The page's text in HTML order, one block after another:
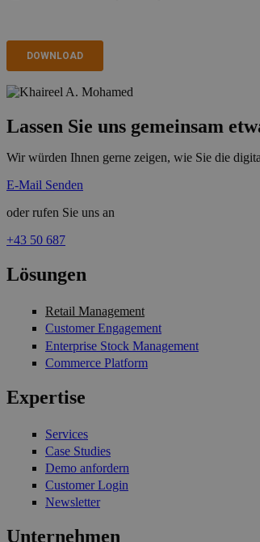
Lassen Sie uns gemeinsam
Wir würden Ihnen gerne zeigen, wie Sie die
E-Mail Senden
oder rufen Sie uns an
+43 50 687
Lösungen
Retail Management
Customer Engagement
Enterprise Stock Management
Commerce Platform
Expertise
Services
Case Studies
Demo anfordern
Customer Login
Newsletter
Unternehmen